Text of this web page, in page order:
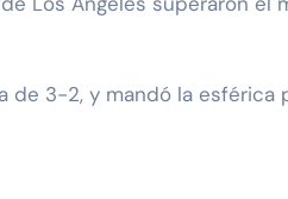
de 3-2, y mandó la esférica